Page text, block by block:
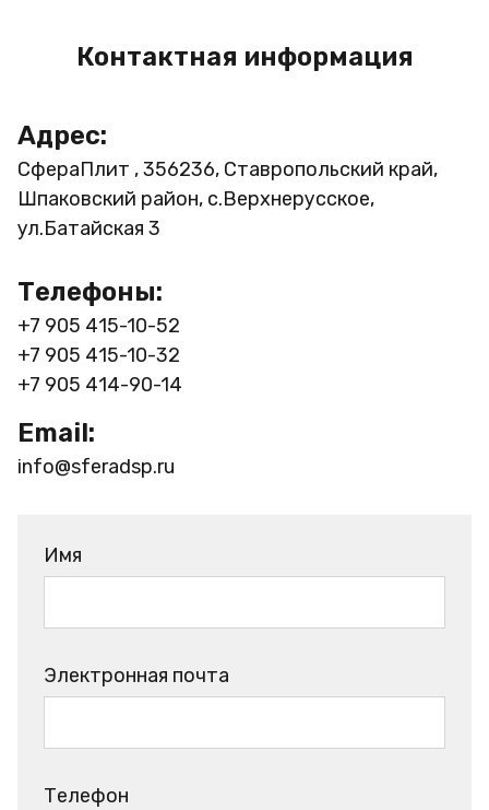
Контактная информация
Адрес:
СфераПлит , 356236, Ставропольский край,
Шпаковский район, с.Верхнерусское,
ул.Батайская 3
Телефоны:
+7 905 415-10-52
+7 905 415-10-32
+7 905 414-90-14
Email:
info@sferadsp.ru
Имя
Электронная почта
Телефон